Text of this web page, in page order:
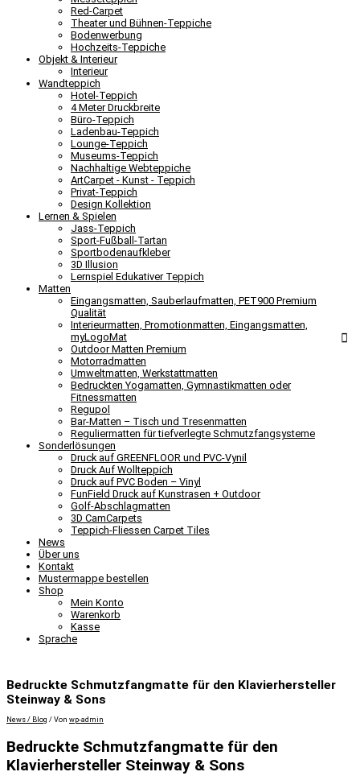
Red-Carpet
Theater und Bühnen-Teppiche
Bodenwerbung
Hochzeits-Teppiche
Objekt & Interieur
Interieur
Wandteppich
Hotel-Teppich
4 Meter Druckbreite
Büro-Teppich
Ladenbau-Teppich
Lounge-Teppich
Museums-Teppich
Nachhaltige Webteppiche
ArtCarpet - Kunst - Teppich
Privat-Teppich
Design Kollektion
Lernen & Spielen
Jass-Teppich
Sport-Fußball-Tartan
Sportbodenaufkleber
3D Illusion
Lernspiel Edukativer Teppich
Matten
Eingangsmatten, Sauberlaufmatten, PET900 Premium
Qualität
Interieurmatten, Promotionmatten, Eingangsmatten,
myLogoMat
Outdoor Matten Premium
Motorradmatten
Umweltmatten, Werkstattmatten
Bedruckten Yogamatten, Gymnastikmatten oder
Fitnessmatten
Regupol
Bar-Matten – Tisch und Tresenmatten
Reguliermatten für tiefverlegte Schmutzfangsysteme
Sonderlösungen
Druck auf GREENFLOOR und PVC-Vynil
Druck Auf Wollteppich
Druck auf PVC Boden – Vinyl
FunField Druck auf Kunstrasen + Outdoor
Golf-Abschlagmatten
3D CamCarpets
Teppich-Fliessen Carpet Tiles
News
Über uns
Kontakt
Mustermappe bestellen
Shop
Mein Konto
Warenkorb
Kasse
Sprache
Bedruckte Schmutzfangmatte für den Klavierhersteller
Steinway & Sons
News / Blog / Von wp-admin
Bedruckte Schmutzfangmatte für den
Klavierhersteller Steinway & Sons